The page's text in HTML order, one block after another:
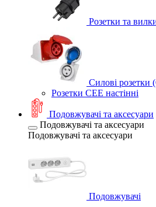
Розетки та
Силові розетки
Розетки CEE настінні
Подовжувачі та аксесуари
Подовжувачі та аксесуари
Подовжувачі та аксесуари
Подовжувачі